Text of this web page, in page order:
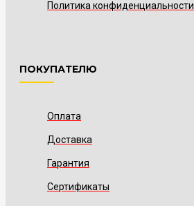
Политика конфиденциальности
ПОКУПАТЕЛЮ
Оплата
Доставка
Гарантия
Сертификаты